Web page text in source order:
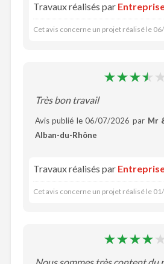
Travaux réalisés par
Cet avis concerne un projet réalisé le
Très bon travail
Avis publié le 06/07/2026 par Mr
Alban-du-Rhône
Travaux réalisés par
Cet avis concerne un projet réalisé le